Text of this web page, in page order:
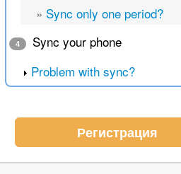
» Sync only one period?
4
Sync your phone
Problem with sync?
Регистрация